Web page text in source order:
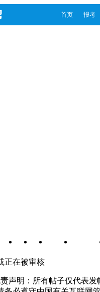
首页 报考
正在被审核
声明：所有帖子仅代表